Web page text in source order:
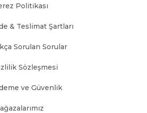
Politikası
& Teslimat Şartları
Sorulan Sorular
Sözleşmesi
ve Güvenlik